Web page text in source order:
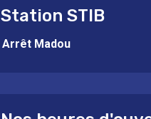
Station STIB
Arrêt Madou